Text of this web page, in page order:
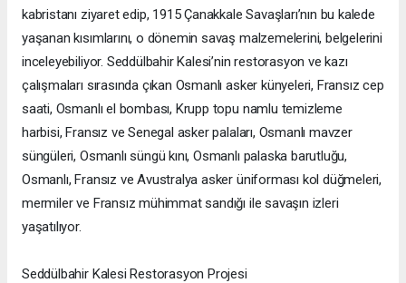
kabristanı ziyaret edip, 1915 Çanakkale Savaşları’nın bu kalede
yaşanan kısımlarını, o dönemin savaş malzemelerini, belgelerini
inceleyebiliyor. Seddülbahir Kalesi’nin restorasyon ve kazı
çalışmaları sırasında çıkan Osmanlı asker künyeleri, Fransız cep
saati, Osmanlı el bombası, Krupp topu namlu temizleme
harbisi, Fransız ve Senegal asker palaları, Osmanlı mavzer
süngüleri, Osmanlı süngü kını, Osmanlı palaska barutluğu,
Osmanlı, Fransız ve Avustralya asker üniforması kol düğmeleri,
mermiler ve Fransız mühimmat sandığı ile savaşın izleri
yaşatılıyor.
Seddülbahir Kalesi Restorasyon Projesi